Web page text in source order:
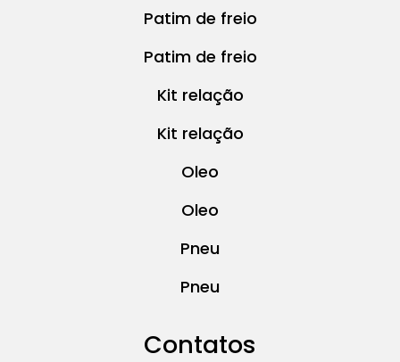
Patim de freio
Patim de freio
Kit relação
Kit relação
Oleo
Oleo
Pneu
Pneu
Contatos